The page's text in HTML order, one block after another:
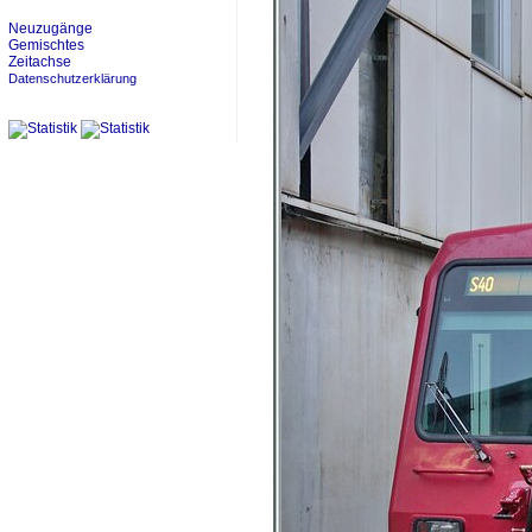
Neuzugänge
Gemischtes
Zeitachse
Datenschutzerklärung